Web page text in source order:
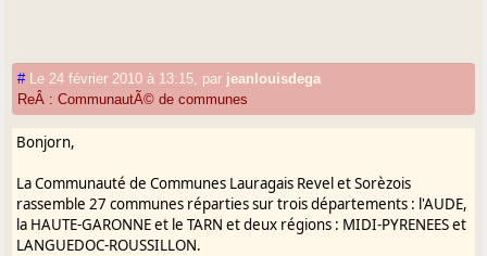
# Le 24 février 2010 à 13:15 par jeanlouisdega
ReÂ : CommunautÃ© de communes
Bonjorn,
La Communauté de Communes Lauragais Revel et Sorèzois
rassemble 27 communes réparties sur trois départements : l'AUDE,
la HAUTE-GARONNE et le TARN et deux régions : MIDI-PYRENEES et
LANGUEDOC-ROUSSILLON.